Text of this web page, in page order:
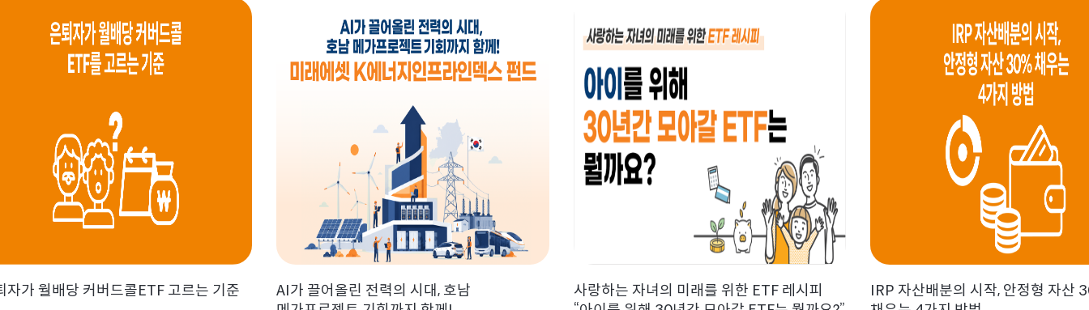
자가 월배당 커버드콜ETF 고르는 기준
AI가 끌어올린 전력의 시대, 호남
사랑하는 자녀의 미래를 위한 ETF 레시피
IRP 자산배분의 시작, 안정형 자산